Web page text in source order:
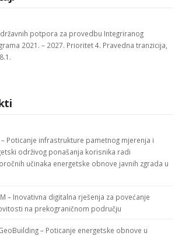
potpora za provedbu Integriranog
2021. – 2027. Prioritet 4. Pravedna tranzicija,
– Poticanje infrastrukture pametnog mjerenja i
održivog ponašanja korisnika radi
učinaka energetske obnove javnih zgrada u
– Inovativna digitalna rješenja za povećanje
na prekograničnom području
– Poticanje energetske obnove u